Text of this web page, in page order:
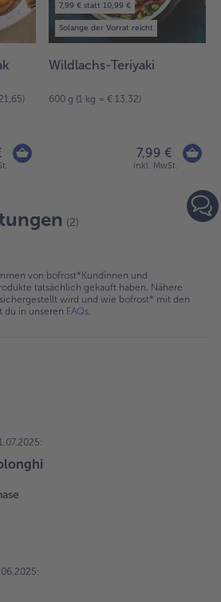
7,99 € statt 10,99 €
Solange der Vorrat reicht
Wildlachs-Teriyaki
600 g (1 kg = € 13,32)
7,99 €
inkl. MwSt.
(2)
von bofrost*Kundinnen und
tatsächlich gekauft haben. Nähere
wird und wie bofrost* mit den
du in unseren FAQs.